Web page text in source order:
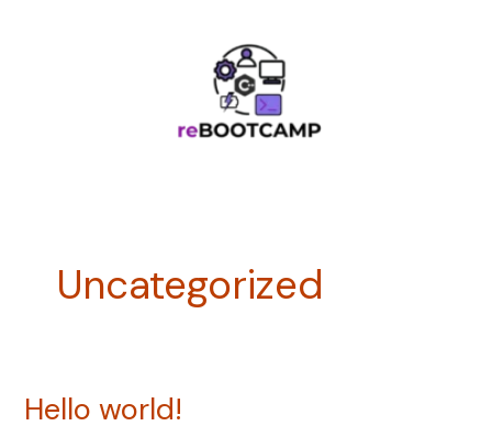
Uncategorized
Hello world!
Hello